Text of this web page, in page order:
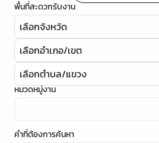
พื้นที่สะดวกรับงาน
เลือกจังหวัด
เลือกอำเภอ/เขต
เลือกตำบล/แขวง
หมวดหมู่งาน
คำที่ต้องการค้นหา